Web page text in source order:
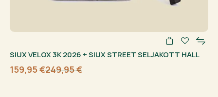
SIUX VELOX 3K 2026 + SIUX STREET SELJAKOTT HALL
249,95€
Algne
159,95€
Current